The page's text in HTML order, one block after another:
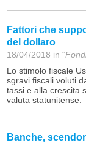
Fattori che
del dollaro
18/04/2018 in “
Lo stimolo fiscale
sgravi fiscali voluti
tassi e alla crescita
valuta statunitense.
Banche,